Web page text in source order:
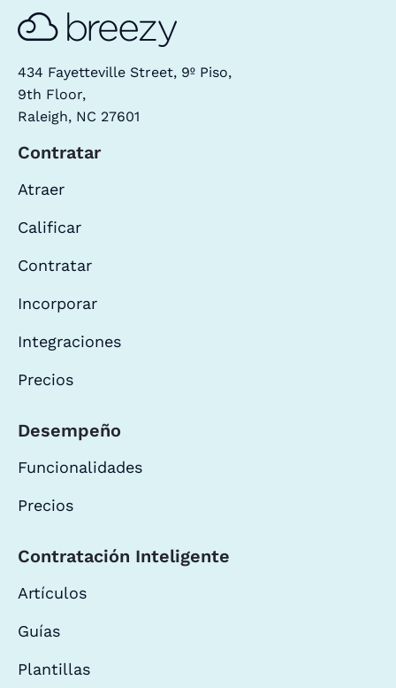
434 Fayetteville Street, 9º Piso,
9th Floor,
Raleigh, NC 27601
Contratar
Atraer
Calificar
Contratar
Incorporar
Integraciones
Precios
Desempeño
Funcionalidades
Precios
Contratación Inteligente
Artículos
Guías
Plantillas